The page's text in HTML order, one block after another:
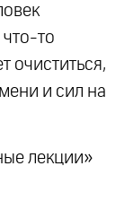
что-то
очиститься,
и сил на
лекции»